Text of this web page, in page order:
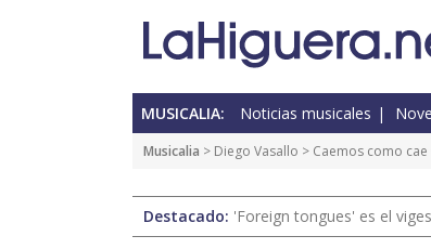
MUSICALIA: Noticias musicales
Musicalia > Diego Vasallo > Caemos como cae
Destacado: 'Foreign tongues' es el